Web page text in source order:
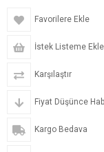
Favorilere Ekle
İstek Listeme Ekle
Karşılaştır
Fiyat Düşünce
Kargo Bedava